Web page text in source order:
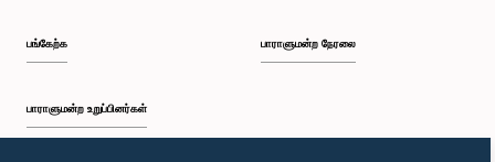
பங்கேற்க
பாராளுமன்ற உறுப்பினர்கள்
பாராளுமன்ற நேரலை